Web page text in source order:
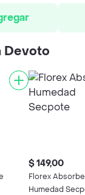
Devoto
$ 149,00
Florex Absorbe
Humedad